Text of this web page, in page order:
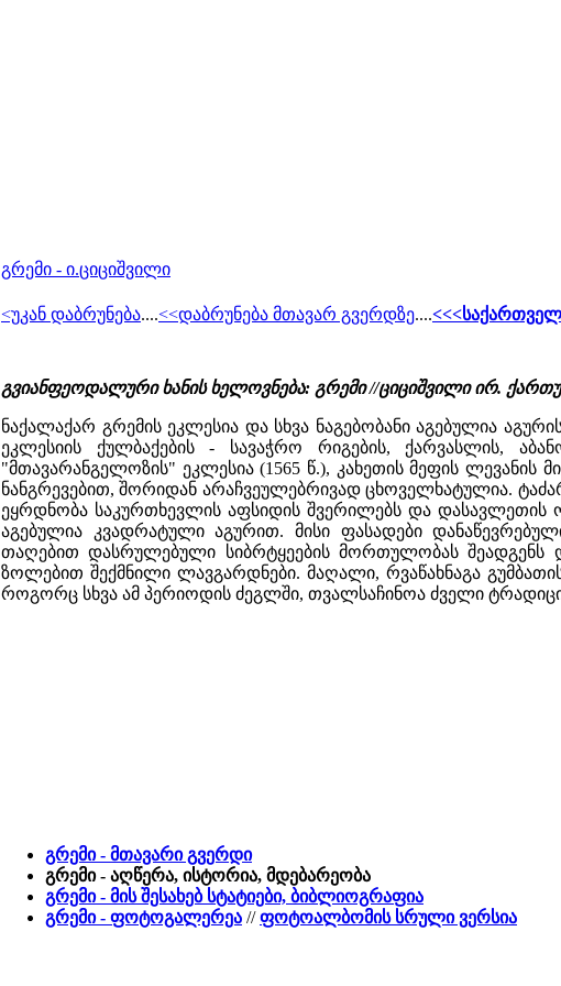
გრემი - ი.ციციშვილი
<უკან დაბრუნება....<<დაბრუნება მთავარ გვერდზე....
გვიანფეოდალური ხანის ხელოვნება: გრემი //ციციშვილი ირ.
ნაქალაქარ გრემის ეკლესია და სხვა ნაგებობანი აგებულია
ეკლესიის ქულბაქების - სავაჭრო რიგების, ქარვასლის,
"მთავარანგელოზის" ეკლესია (1565 წ.), კახეთის მეფის
ნანგრევებით, შორიდან არაჩვეულებრივად ცხოველხატულია.
ეყრდნობა საკურთხევლის აფსიდის შვერილებს და
აგებულია კვადრატული აგურით. მისი ფასადები
თაღებით დასრულებული სიბრტყეების მორთულობას
ზოლებით შექმნილი ლავგარდნები. მაღალი, რვაწახნაგა
როგორც სხვა ამ პერიოდის ძეგლში, თვალსაჩინოა ძველი
გრემი - მთავარი გვერდი
გრემი - აღწერა, ისტორია, მდებარეობა
გრემი - მის შესახებ სტატიები, ბიბლიოგრაფია
გრემი - ფოტოგალერეა //ფოტოალბომის სრული ვერსია